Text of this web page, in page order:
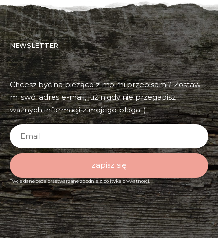
NEWSLETTER
Chcesz być na bieżąco z moimi przepisami? Zostaw
mi swój adres e-mail, już nigdy nie przegapisz
ważnych informacji z mojego bloga :)
zapisz się
Twoje dane będą przetwarzane zgodnie zpolityką prywatności.